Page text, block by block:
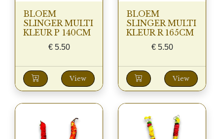
BLOEM
SLINGER MULTI
KLEUR P 140CM
€5.50
View
BLOEM
SLINGER MULTI
KLEUR R 165CM
€5.50
View